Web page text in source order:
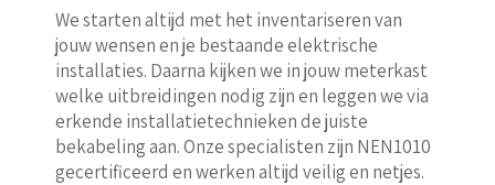
We starten altijd met het inventariseren van
jouw wensen en je bestaande elektrische
installaties. Daarna kijken we in jouw meterkast
welke uitbreidingen nodig zijn en leggen we via
erkende installatietechnieken de juiste
bekabeling aan. Onze specialisten zijn NEN1010
gecertificeerd en werken altijd veilig en netjes.